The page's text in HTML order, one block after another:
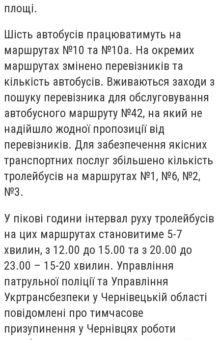
площі.
Шість автобусів працюватимуть на
маршрутах №10 та №10а. На окремих
маршрутах змінено перевізників та
кількість автобусів. Вживаються заходи з
пошуку перевізника для обслуговування
автобусного маршруту №42, на який не
надійшло жодної пропозиції від
перевізників. Для забезпечення якісних
транспортних послуг збільшено кількість
тролейбусів на маршрутах №1, №6, №2,
№3.
У пікові години інтервал руху тролейбусів
на цих маршрутах становитиме 5-7
хвилин, з 12.00 до 15.00 та з 20.00 до
23.00 – 15-20 хвилин. Управління
патрульної поліції та Управління
Укртрансбезпеки у Чернівецькій області
повідомлені про тимчасове
призупинення у Чернівцях роботи